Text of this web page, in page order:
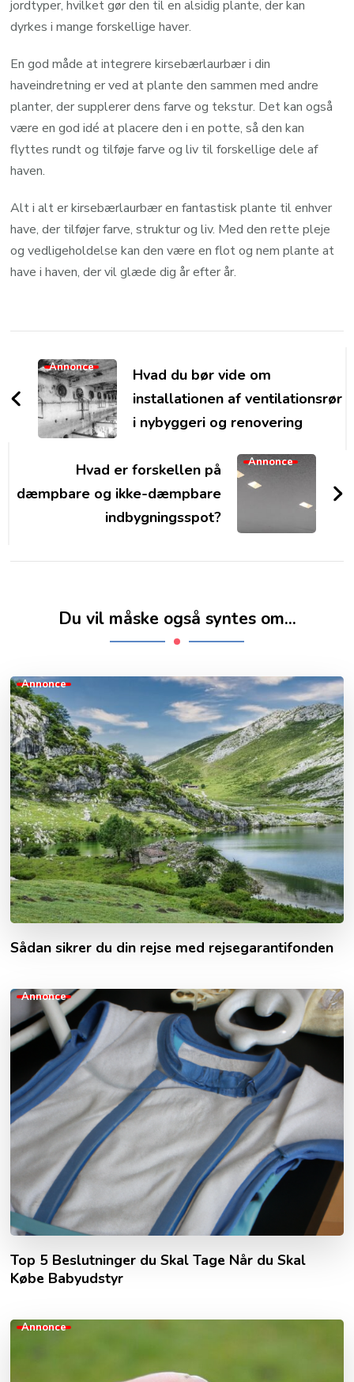
jordtyper, hvilket gør den til en alsidig plante, der kan
dyrkes i mange forskellige haver.
En god måde at integrere kirsebærlaurbær i din
haveindretning er ved at plante den sammen med andre
planter, der supplerer dens farve og tekstur. Det kan også
være en god idé at placere den i en potte, så den kan
flyttes rundt og tilføje farve og liv til forskellige dele af
haven.
Alt i alt er kirsebærlaurbær en fantastisk plante til enhver
have, der tilføjer farve, struktur og liv. Med den rette pleje
og vedligeholdelse kan den være en flot og nem plante at
have i haven, der vil glæde dig år efter år.
Navigation
Annonce
Hvad du bør vide om
installationen af ventilationsrør
i nybyggeri og renovering
Annonce
Hvad er forskellen på
dæmpbare og ikke-dæmpbare
indbygningsspot?
Du vil måske også syntes om...
Annonce
Sådan sikrer du din rejse med rejsegarantifonden
Annonce
Top 5 Beslutninger du Skal Tage Når du Skal
Købe Babyudstyr
Annonce